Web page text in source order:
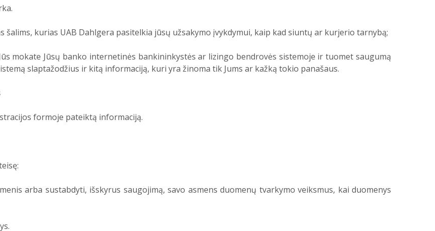
šalims, kurias UAB Dahlgera pasitelkia jūsų užsakymo įvykdymui, kaip kad siuntų ar kurjerio tarnybą;
mokate Jūsų banko internetinės bankininkystės ar lizingo bendrovės sistemoje ir tuomet saugumą
slaptažodžius ir kitą informaciją, kuri yra žinoma tik Jums ar kažką tokio panašaus.
formoje pateiktą informaciją.
arba sustabdyti, išskyrus saugojimą, savo asmens duomenų tvarkymo veiksmus, kai duomenys